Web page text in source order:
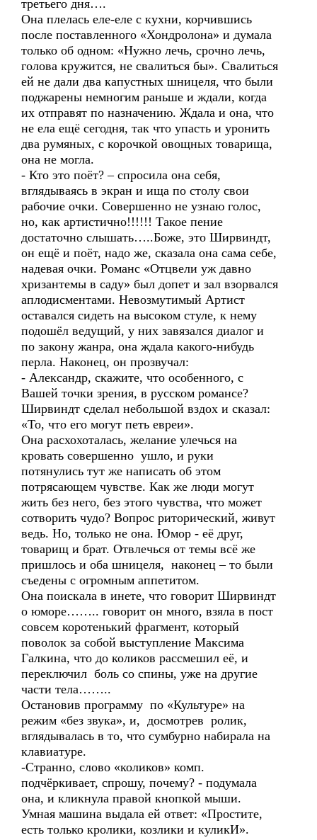
третьего дня….
Она плелась еле-еле с кухни, корчившись
после поставленного «Хондролона» и думала
только об одном: «Нужно лечь, срочно лечь,
голова кружится, не свалиться бы». Свалиться
ей не дали два капустных шницеля, что были
поджарены немногим раньше и ждали, когда
их отправят по назначению. Ждала и она, что
не ела ещё сегодня, так что упасть и уронить
два румяных, с корочкой овощных товарища,
она не могла.
- Кто это поёт? – спросила она себя,
вглядываясь в экран и ища по столу свои
рабочие очки. Совершенно не узнаю голос,
но, как артистично!!!!!! Такое пение
достаточно слышать…..Боже, это Ширвиндт,
он ещё и поёт, надо же, сказала она сама себе,
надевая очки. Романс «Отцвели уж давно
хризантемы в саду» был допет и зал взорвался
аплодисментами. Невозмутимый Артист
оставался сидеть на высоком стуле, к нему
подошёл ведущий, у них завязался диалог и
по закону жанра, она ждала какого-нибудь
перла. Наконец, он прозвучал:
- Александр, скажите, что особенного, с
Вашей точки зрения, в русском романсе?
Ширвиндт сделал небольшой вздох и сказал:
«То, что его могут петь евреи».
Она расхохоталась, желание улечься на
кровать совершенно ушло, и руки
потянулись тут же написать об этом
потрясающем чувстве. Как же люди могут
жить без него, без этого чувства, что может
сотворить чудо? Вопрос риторический, живут
ведь. Но, только не она. Юмор - её друг,
товарищ и брат. Отвлечься от темы всё же
пришлось и оба шницеля, наконец – то были
съедены с огромным аппетитом.
Она поискала в инете, что говорит Ширвиндт
о юморе…….. говорит он много, взяла в пост
совсем коротенький фрагмент, который
поволок за собой выступление Максима
Галкина, что до коликов рассмешил её, и
переключил боль со спины, уже на другие
части тела……..
Остановив программу по «Культуре» на
режим «без звука», и, досмотрев ролик,
вглядывалась в то, что сумбурно набирала на
клавиатуре.
-Странно, слово «коликов» комп.
подчёркивает, спрошу, почему? - подумала
она, и кликнула правой кнопкой мыши.
Умная машина выдала ей ответ: «Простите,
есть только кролики, козлики и куликИ».